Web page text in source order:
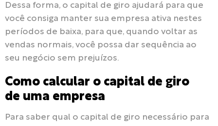
Dessa forma, o capital de giro ajudará para que
você consiga manter sua empresa ativa nestes
períodos de baixa, para que, quando voltar as
vendas normais, você possa dar sequência ao
seu negócio sem prejuízos.
Como calcular o capital de giro
de uma empresa
Para saber qual o capital de giro necessário para